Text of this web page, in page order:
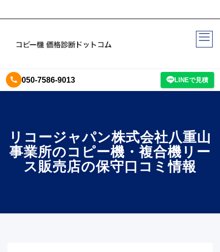
050-7586-9013 LINEで見積
リコージャパン株式会社八重山
事業所のコピー機・複合機リー
ス販売店の保守口コミ情報